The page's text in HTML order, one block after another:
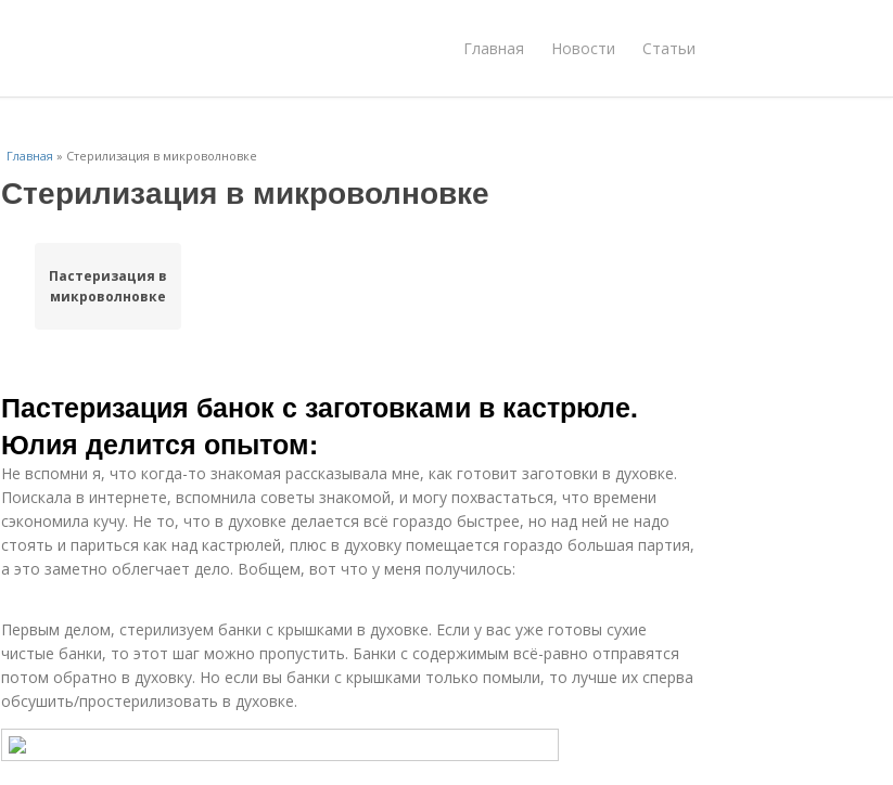
Главная Новости Статьи
Главная » Стерилизация в микроволновке
Стерилизация в микроволновке
Пастеризация в
микроволновке
Пастеризация банок с заготовками в кастрюле.
Юлия делится опытом:
Не вспомни я, что когда-то знакомая рассказывала мне, как готовит заготовки в духовке.
Поискала в интернете, вспомнила советы знакомой, и могу похвастаться, что времени
сэкономила кучу. Не то, что в духовке делается всё гораздо быстрее, но над ней не надо
стоять и париться как над кастрюлей, плюс в духовку помещается гораздо большая партия,
а это заметно облегчает дело. Вобщем, вот что у меня получилось:
Первым делом, стерилизуем банки с крышками в духовке. Если у вас уже готовы сухие
чистые банки, то этот шаг можно пропустить. Банки с содержимым всё-равно отправятся
потом обратно в духовку. Но если вы банки с крышками только помыли, то лучше их сперва
обсушить/простерилизовать в духовке.